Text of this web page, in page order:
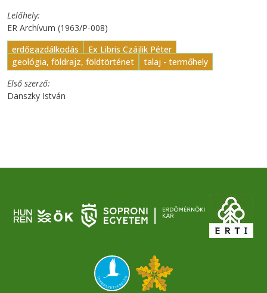
Lelőhely
ER Archívum (1963/P-008)
erdőgazdálkodás
Ex Libris Czájlik Péter
geológia, földrajz, földtörténet
talaj - termőhely
Első szerző
Danszky István